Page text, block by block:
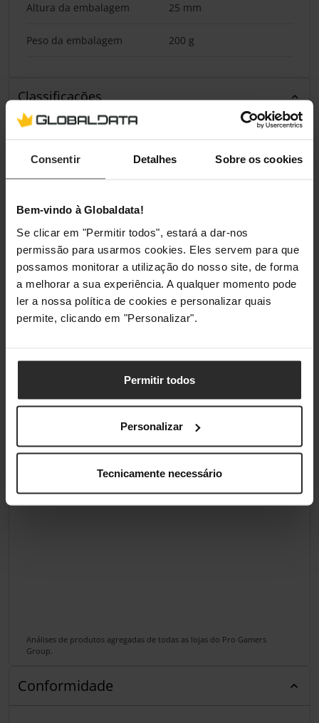
Consentir Detalhes Sobre os cookies
Bem-vindo à Globaldata!
Se clicar em "Permitir todos", estará a dar-nos
permissão para usarmos cookies. Eles servem para que
possamos monitorar a utilização do nosso site, de forma
a melhorar a sua experiência. A qualquer momento pode
ler a nossa política de cookies e personalizar quais
permite, clicando em "Personalizar".
Permitir todos
Personalizar
Tecnicamente necessário
Altura da embalagem 25 mm
Peso da embalagem 200 g
Classificações
Análises de produtos agregadas de todas as lojas do Pro Gamers
Group.
Conformidade